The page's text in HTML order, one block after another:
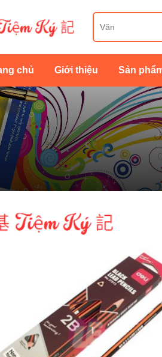
chủ Giới thiệu Sản